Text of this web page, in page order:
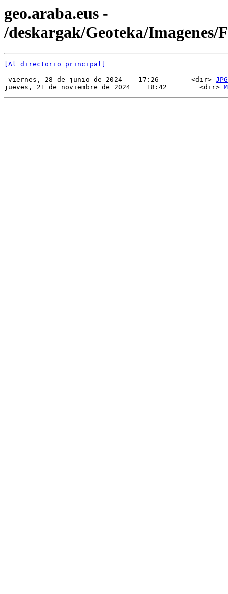
geo.araba.eus -
/deskargak/Geoteka/Imagenes/
[Al directorio principal]
viernes, 28 de junio de 2024    17:26        <dir> JPG
jueves, 21 de noviembre de 2024    18:42        <dir>